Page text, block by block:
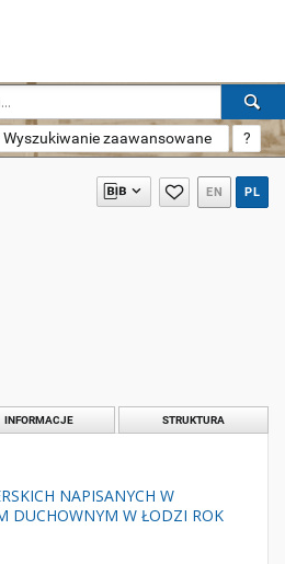
Wyszukiwanie zaawansowane ?
EN PL
INFORMACJE STRUKTURA
NAPISANYCH W
DUCHOWNYM W ŁODZI ROK